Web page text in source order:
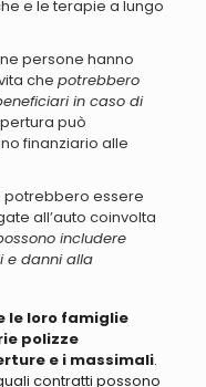
e le terapie a lungo
persone hanno
che potrebbero
in caso di
può
finanziario alle
potrebbero essere
all’auto coinvolta
includere
e danni alla
le loro famiglie
polizze
e i massimali.
contratti possono